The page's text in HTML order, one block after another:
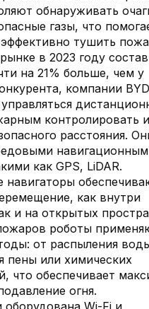
обнаруживать
газы, что
тушить
в 2023 году
на 21% больше, чем у
компании
контролировать
расстояния.
как GPS, LiDAR.
навигаторы
как внутри
и на открытых
роботы
от распыления
пены или химических
что обеспечивает
огня.
оборудована Wi-Fi и